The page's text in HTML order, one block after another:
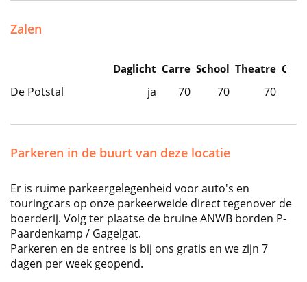
Zalen
Daglicht Carre School Theatre
De Potstal ja 70 70 70
Parkeren in de buurt van deze locatie
Er is ruime parkeergelegenheid voor auto's en
touringcars op onze parkeerweide direct tegenover de
boerderij. Volg ter plaatse de bruine ANWB borden P-
Paardenkamp / Gagelgat.
Parkeren en de entree is bij ons gratis en we zijn 7
dagen per week geopend.